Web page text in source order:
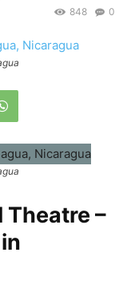
0
848
Theatre –